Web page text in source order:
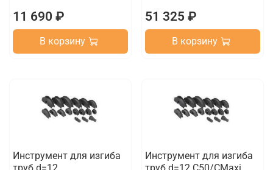
11 690 ₽
В корзину
51 325 ₽
В корзину
Инструмент для изгиба
Инструмент для изгиба